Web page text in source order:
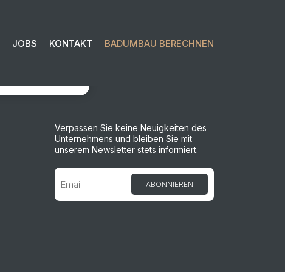
JOBS KONTAKT BADUMBAU BERECHNEN
Verpassen Sie keine Neuigkeiten des
Unternehmens und bleiben Sie mit
unserem Newsletter stets informiert.